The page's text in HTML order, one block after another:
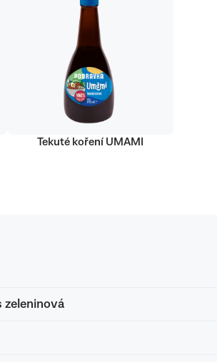
Tekuté koření UMAMI
zeleninová